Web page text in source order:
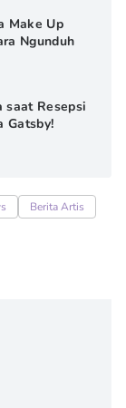
Make Up
Ngunduh
saat Resepsi
Gatsby!
Berita Artis